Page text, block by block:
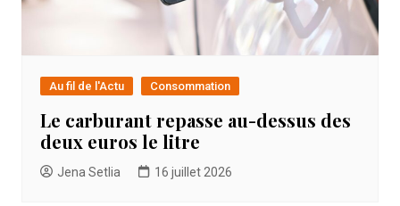
Au fil de l'Actu Consommation
Le carburant repasse au-dessus des
deux euros le litre
Jena Setlia 16 juillet 2026